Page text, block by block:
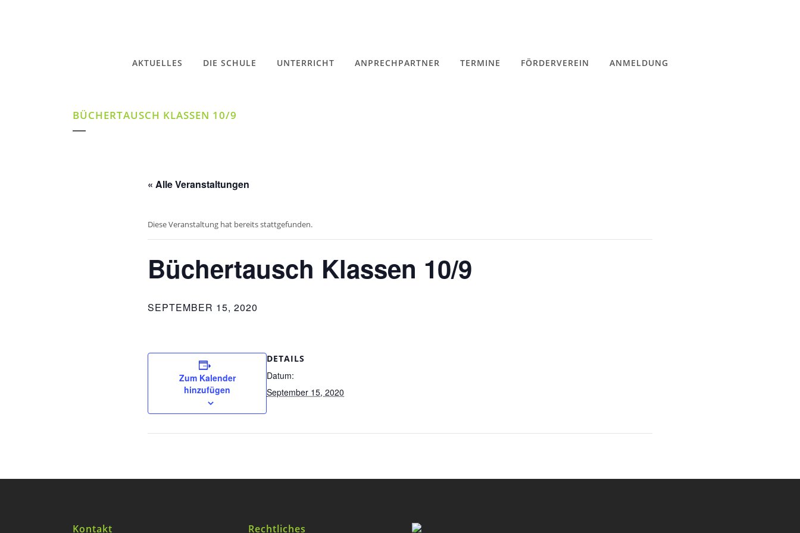
AKTUELLES DIE SCHULE UNTERRICHT ANPRECHPARTNER TERMINE FÖRDERVEREIN ANMELDUNG
BÜCHERTAUSCH KLASSEN 10/9
« Alle Veranstaltungen
Diese Veranstaltung hat bereits stattgefunden.
Büchertausch Klassen 10/9
SEPTEMBER 15, 2020
Zum Kalender
hinzufügen
DETAILS
Datum:
September 15, 2020
Kontakt Rechtliches